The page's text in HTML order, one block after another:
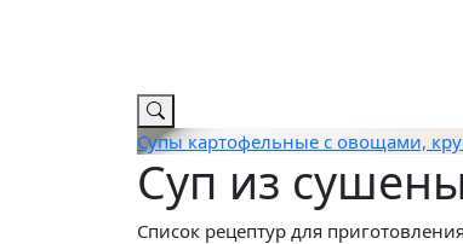
Супы картофельные с овощами,
Суп из
Список рецептур для